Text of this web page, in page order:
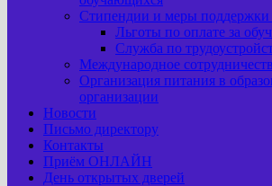
Стипендии и меры
Льготы по оплате за
Служба по
Международное
Организация питания в
организации
Новости
Письмо директору
Контакты
Приём ОНЛАЙН
День открытых дверей